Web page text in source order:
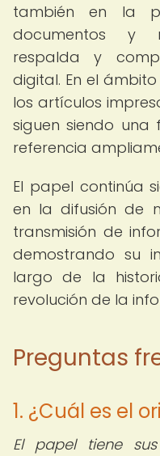
también en la
documentos y
respalda y
digital. En el
los artículos
siguen siendo una
referencia
El papel continúa
en la difusión de
transmisión de
demostrando su
largo de la
revolución de la
Preguntas
1. ¿Cuál es el
El papel tiene